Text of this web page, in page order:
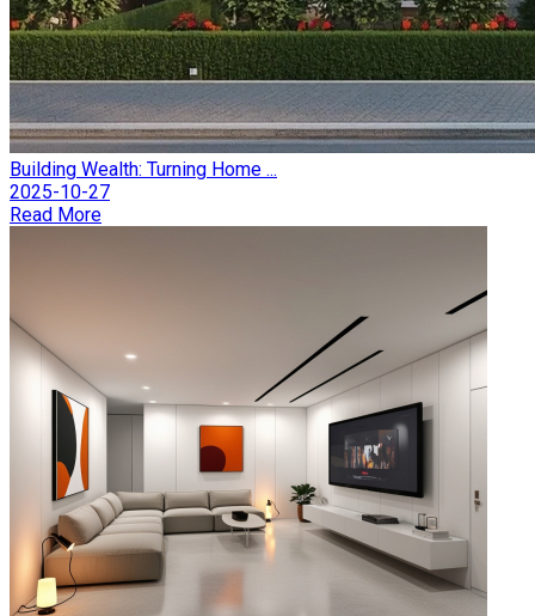
Building Wealth: Turning Home ...
2025-10-27
Read More